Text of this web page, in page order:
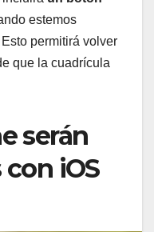
estemos
permitirá volver
que la cuadrícula
serán
iOS